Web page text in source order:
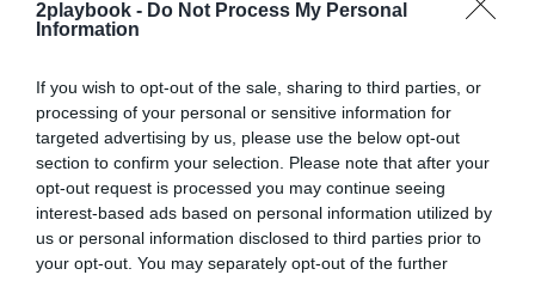
2playbook - Do Not Process My Personal
Information
If you wish to opt-out of the sale, sharing to third parties, or
processing of your personal or sensitive information for
targeted advertising by us, please use the below opt-out
section to confirm your selection. Please note that after your
opt-out request is processed you may continue seeing
interest-based ads based on personal information utilized by
us or personal information disclosed to third parties prior to
your opt-out. You may separately opt-out of the further
El objetivo de Enhanced Group es
nuevas alianzas estratégicas a nivel mundial. La
empresa organizadora ha debutado en bolsa con una
valoración de1.200 millones de dólares (1.028
millones de euros).
Sobre Intelligence 2P
Intelligence 2Pes la unidad de estrategia e